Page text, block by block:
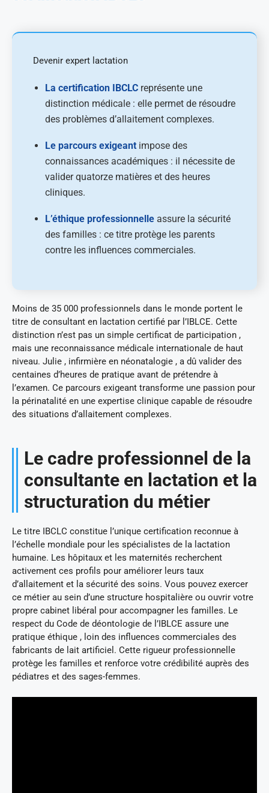
Devenir expert lactation
La certification IBCLC représente une
distinction médicale : elle permet de résoudre
des problèmes d’allaitement complexes.
Le parcours exigeant impose des
connaissances académiques : il nécessite de
valider quatorze matières et des heures
cliniques.
L’éthique professionnelle assure la sécurité
des familles : ce titre protège les parents
contre les influences commerciales.
Moins de 35 000 professionnels dans le monde portent le
titre de consultant en lactation certifié par l’IBLCE. Cette
distinction n’est pas un simple certificat de participation ,
mais une reconnaissance médicale internationale de haut
niveau. Julie , infirmière en néonatalogie , a dû valider des
centaines d’heures de pratique avant de prétendre à
l’examen. Ce parcours exigeant transforme une passion pour
la périnatalité en une expertise clinique capable de résoudre
des situations d’allaitement complexes.
Le cadre professionnel de la
consultante en lactation et la
structuration du métier
Le titre IBCLC constitue l’unique certification reconnue à
l’échelle mondiale pour les spécialistes de la lactation
humaine. Les hôpitaux et les maternités recherchent
activement ces profils pour améliorer leurs taux
d’allaitement et la sécurité des soins. Vous pouvez exercer
ce métier au sein d’une structure hospitalière ou ouvrir votre
propre cabinet libéral pour accompagner les familles. Le
respect du Code de déontologie de l’IBLCE assure une
pratique éthique , loin des influences commerciales des
fabricants de lait artificiel. Cette rigueur professionnelle
protège les familles et renforce votre crédibilité auprès des
pédiatres et des sages-femmes.